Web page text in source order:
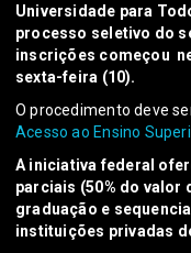
Universidade para
processo seletivo do
inscrições começou
sexta-feira (10).
O procedimento deve
Acesso ao Ensino
A iniciativa federal
parciais (50% do valor
graduação e
instituições privadas